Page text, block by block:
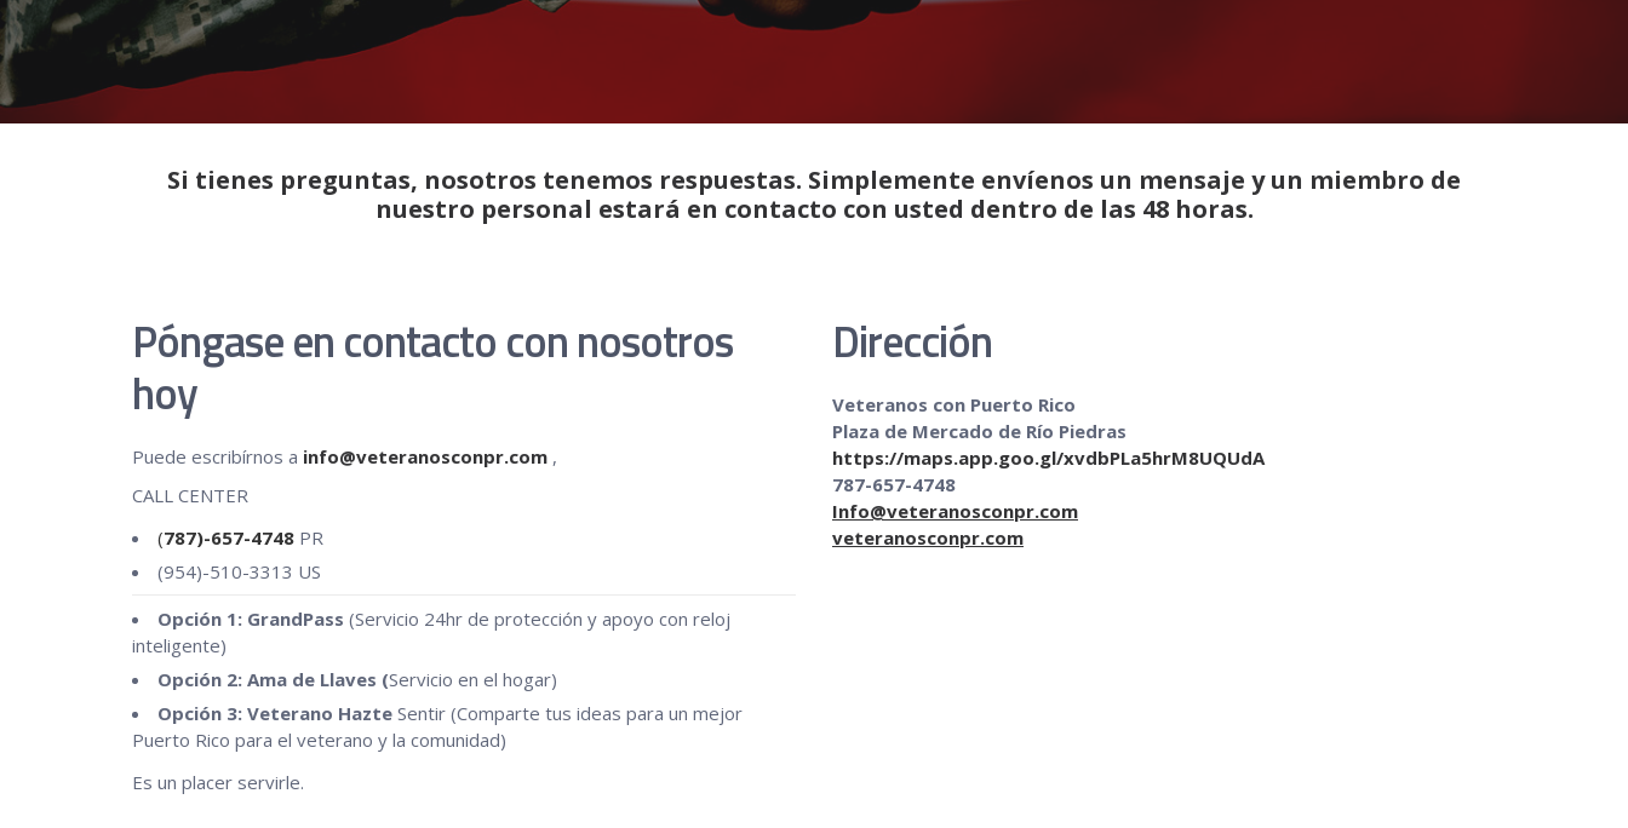
Si tienes preguntas, nosotros tenemos respuestas. Simplemente envíenos un mensaje y un miembro de
nuestro personal estará en contacto con usted dentro de las 48 horas.
Póngase en contacto con nosotros
hoy
Puede escribírnos a info@veteranosconpr.com ,
CALL CENTER
(787)-657-4748 PR
(954)-510-3313 US
Opción 1: GrandPass (Servicio 24hr de protección y apoyo con reloj
inteligente)
Opción 2: Ama de Llaves (Servicio en el hogar)
Opción 3: Veterano HazteSentir (Comparte tus ideas para un mejor
Puerto Rico para el veterano y la comunidad)
Es un placer servirle.
Dirección
Veteranos con Puerto Rico
Plaza de Mercado de Río Piedras
https://maps.app.goo.gl/xvdbPLa5hrM8UQUdA
787-657-4748
Info@veteranosconpr.com
veteranosconpr.com